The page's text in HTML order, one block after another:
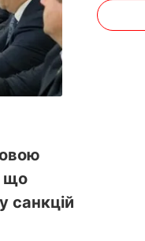
що
санкцій